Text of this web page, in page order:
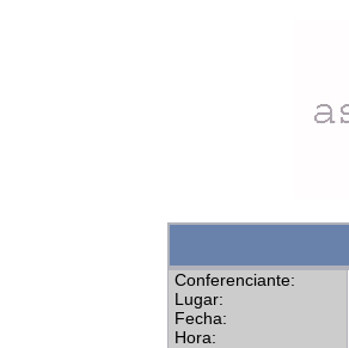
Conferenciante:
Lugar:
Fecha:
Hora: